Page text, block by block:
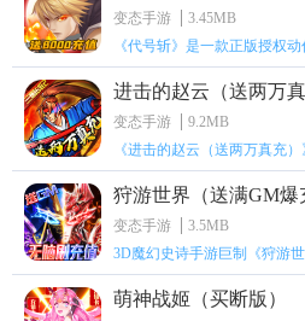
变态手游
3.45MB
进击的赵云（送两万真
变态手游
9.2MB
《进击的赵云（送两万真充
狩游世界（送满GM爆
变态手游
3.5MB
3D魔幻史诗手游巨制《狩游
萌神战姬（买断版）